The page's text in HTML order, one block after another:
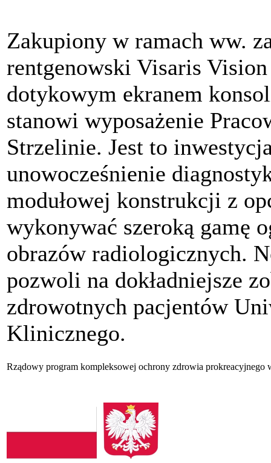
Zakupiony w ramach ww.
rentgenowski Visaris
dotykowym ekranem
stanowi wyposażenie
Strzelinie. Jest to
unowocześnienie
modułowej konstrukcji z
wykonywać szeroką gamę
obrazów radiologicznych.
pozwoli na dokładniejsze
zdrowotnych pacjentów
Klinicznego.
Rządowy program kompleksowej ochrony zdrowia prokreacyjnego